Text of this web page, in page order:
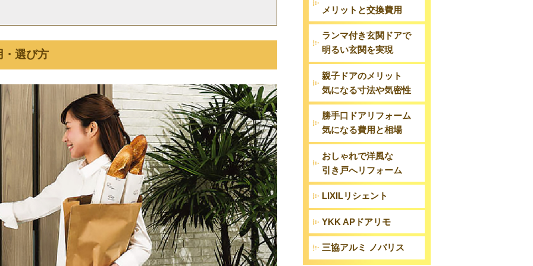
・選び方
メリットと交換費用
ランマ付き玄関ドアで
明るい玄関を実現
親子ドアのメリット
気になる寸法や気密性
勝手口ドアリフォーム
気になる費用と相場
おしゃれで洋風な
引き戸へリフォーム
LIXILリシェント
YKK APドアリモ
三協アルミ ノバリス